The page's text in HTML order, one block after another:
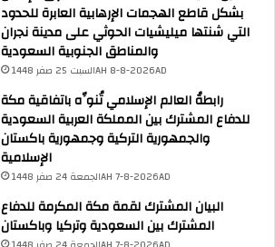
بشكل قاطع الهجمات الإرهابية العابرة للحدود
التي شنتها ميليشيات الحوثي على مدينة نجران
والمناطق الجنوبية السعودية
السبت 25 صفر 1448AH 8-8-2026AD
رابطةُ العالم الإسلامي تُنوِّه باتفاقية مكة
للدفاع المشترك بين المملكة العربية السعودية
والجمهورية التركية وجمهورية باكستان
الإسلامية
الجمعة 24 صفر 1448AH 7-8-2026AD
البيان المشترك لقمة مكة المكرمة للدفاع
المشترك بين السعودية وتركيا وباكستان